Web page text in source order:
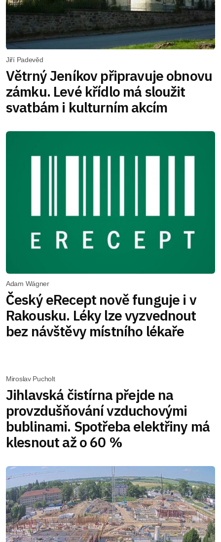
Jiří Padevěd
Větrný Jeníkov připravuje obnovu
zámku. Levé křídlo má sloužit
svatbám i kulturním akcím
Adam Wágner
Český eRecept nově funguje i v
Rakousku. Léky lze vyzvednout
bez návštěvy místního lékaře
Miroslav Pucholt
Jihlavská čistírna přejde na
provzdušňování vzduchovými
bublinami. Spotřeba elektřiny má
klesnout až o 60 %